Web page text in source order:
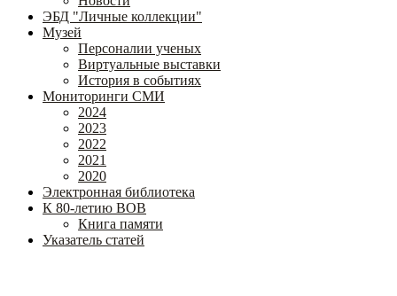
ЭБД "Личные коллекции"
Музей
Персоналии ученых
Виртуальные выставки
История в событиях
Мониторинги СМИ
2024
2023
2022
2021
2020
Электронная библиотека
К 80-летию ВОВ
Книга памяти
Указатель статей